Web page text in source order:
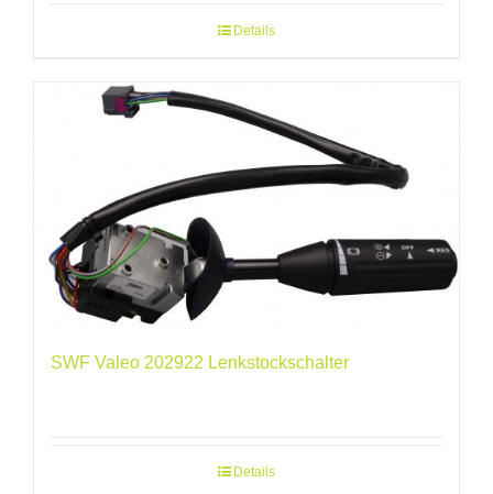
Details
SWF Valeo 202922 Lenkstockschalter
Details